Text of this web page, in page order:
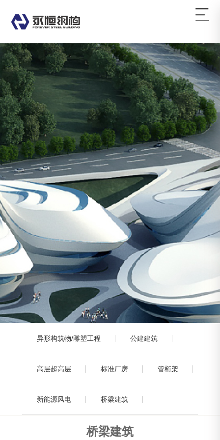
异形构筑物/雕塑工程 公建建筑
高层超高层 标准厂房 管桁架
新能源风电 桥梁建筑
桥梁建筑